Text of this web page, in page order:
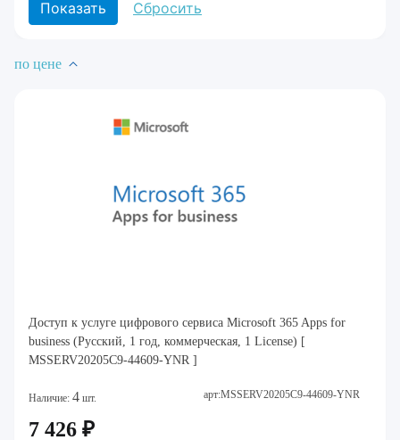
по цене
Доступ к услуге цифрового сервиса Microsoft 365 Apps for
business (Русский, 1 год, коммерческая, 1 License) [
MSSERV20205C9-44609-YNR ]
Наличие: 4 шт. арт:MSSERV20205C9-44609-YNR
7 426 ₽